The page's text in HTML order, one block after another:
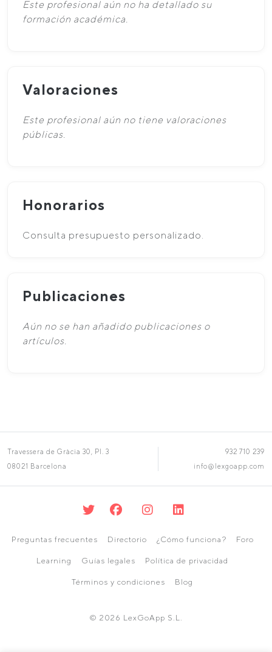
Este profesional aún no ha detallado su
formación académica.
Valoraciones
Este profesional aún no tiene valoraciones
públicas.
Honorarios
Consulta presupuesto personalizado.
Publicaciones
Aún no se han añadido publicaciones o
artículos.
Travessera de Gràcia 30, Pl. 3
08021 Barcelona
932 710 239
info@lexgoapp.com
Preguntas frecuentes Directorio ¿Cómo funciona? Foro
Learning Guías legales Política de privacidad
Términos y condiciones Blog
© 2026 LexGoApp S.L.